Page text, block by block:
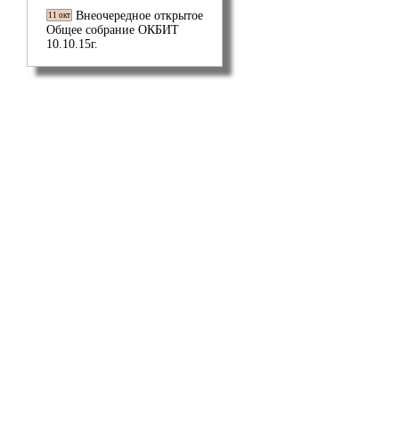
11 окт Внеочередное открытое
Общее собрание ОКБИТ
10.10.15г.